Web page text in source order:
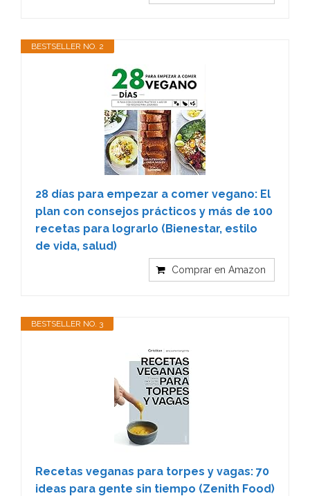
BESTSELLER NO. 2
28 días para empezar a comer vegano: El
plan con consejos prácticos y más de 100
recetas para lograrlo (Bienestar, estilo
de vida, salud)
Comprar en Amazon
BESTSELLER NO. 3
Recetas veganas para torpes y vagas: 70
ideas para gente sin tiempo (Zenith Food)